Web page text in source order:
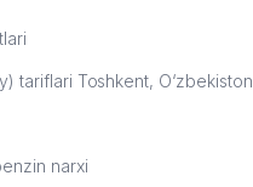
tariflari Toshkent, O‘zbekiston
narxi